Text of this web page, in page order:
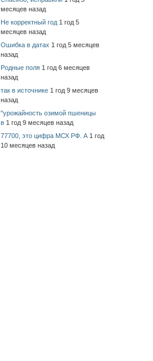
месяцев назад
Не корректный год 1 год 5
месяцев назад
Ошибка в датах 1 год 5 месяцев
назад
Родные поля 1 год 6 месяцев
назад
так в источнике 1 год 9 месяцев
назад
"урожайность озимой пшеницы
в 1 год 9 месяцев назад
77700, это цифра МСХ РФ. А 1 год
10 месяцев назад